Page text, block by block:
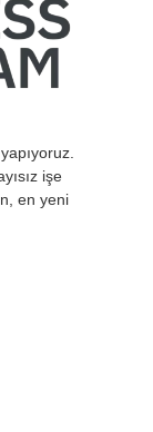
işe
en yeni